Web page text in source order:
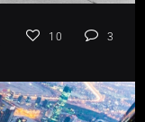
10 3